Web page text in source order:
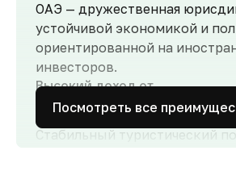
ОАЭ — дружественная
устойчивой экономикой и
ориентированной на
инвесторов.
Высокий доход от
аренды
Стабильный туристический
Посмотреть все